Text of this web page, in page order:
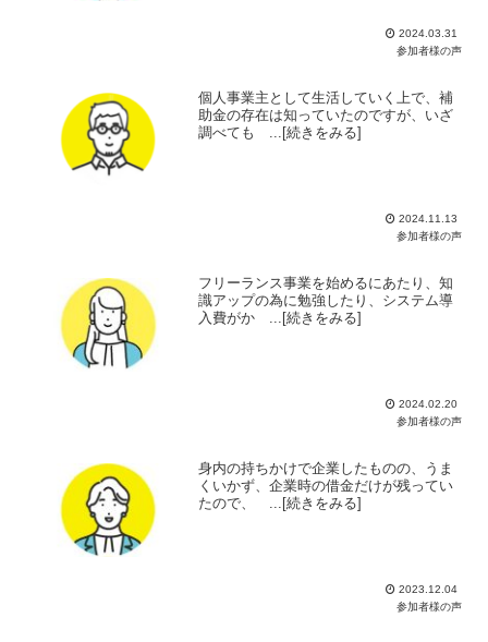
2024.03.31
参加者様の声
個人事業主として生活していく上で、補
助金の存在は知っていたのですが、いざ
調べても ...[続きをみる]
2024.11.13
参加者様の声
フリーランス事業を始めるにあたり、知
識アップの為に勉強したり、システム導
入費がか ...[続きをみる]
2024.02.20
参加者様の声
身内の持ちかけで企業したものの、うま
くいかず、企業時の借金だけが残ってい
たので、 ...[続きをみる]
2023.12.04
参加者様の声